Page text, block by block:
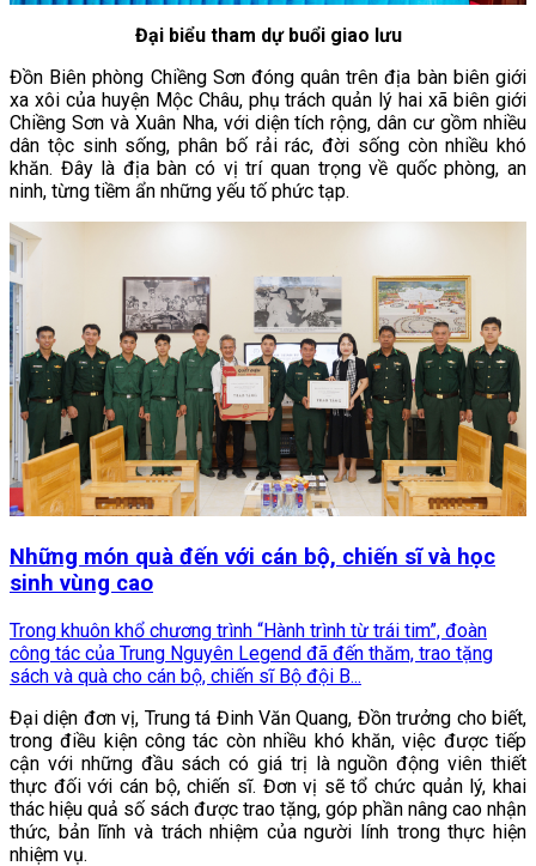
Đại biểu tham dự buổi giao lưu
Đồn Biên phòng Chiềng Sơn đóng quân trên địa bàn biên giới
xa xôi của huyện Mộc Châu, phụ trách quản lý hai xã biên giới
Chiềng Sơn và Xuân Nha, với diện tích rộng, dân cư gồm nhiều
dân tộc sinh sống, phân bố rải rác, đời sống còn nhiều khó
khăn. Đây là địa bàn có vị trí quan trọng về quốc phòng, an
ninh, từng tiềm ẩn những yếu tố phức tạp.
Những món quà đến với cán bộ, chiến sĩ và học
sinh vùng cao
Trong khuôn khổ chương trình “Hành trình từ trái tim”, đoàn
công tác của Trung Nguyên Legend đã đến thăm, trao tặng
sách và quà cho cán bộ, chiến sĩ Bộ đội B...
Đại diện đơn vị, Trung tá Đinh Văn Quang, Đồn trưởng cho biết,
trong điều kiện công tác còn nhiều khó khăn, việc được tiếp
cận với những đầu sách có giá trị là nguồn động viên thiết
thực đối với cán bộ, chiến sĩ. Đơn vị sẽ tổ chức quản lý, khai
thác hiệu quả số sách được trao tặng, góp phần nâng cao nhận
thức, bản lĩnh và trách nhiệm của người lính trong thực hiện
nhiệm vụ.